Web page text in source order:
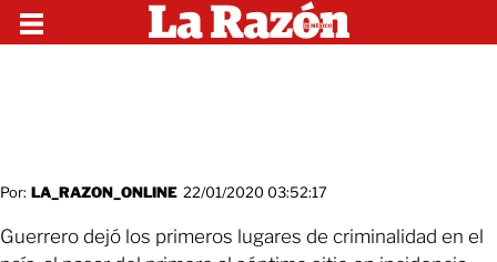
Por: LA_RAZON_ONLINE 22/01/2020 03:52:17
Guerrero dejó los primeros lugares de criminalidad en el